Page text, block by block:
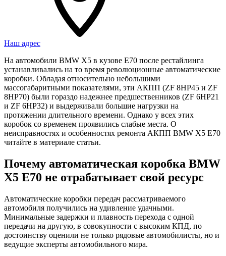
Наш адрес
На автомобили BMW Х5 в кузове Е70 после рестайлинга
устанавливались на то время революционные автоматические
коробки. Обладая относительно небольшими
массогабаритными показателями, эти АКПП (ZF 8HP45 и ZF
8HP70) были гораздо надежнее предшественников (ZF 6HP21
и ZF 6HP32) и выдерживали большие нагрузки на
протяжении длительного времени. Однако у всех этих
коробок со временем проявились слабые места. О
неисправностях и особенностях ремонта АКПП BMW Х5 Е70
читайте в материале статьи.
Почему автоматическая коробка BMW
Х5 Е70 не отрабатывает свой ресурс
Автоматические коробки передач рассматриваемого
автомобиля получились на удивление удачными.
Минимальные задержки и плавность перехода с одной
передачи на другую, в совокупности с высоким КПД, по
достоинству оценили не только рядовые автомобилисты, но и
ведущие эксперты автомобильного мира.